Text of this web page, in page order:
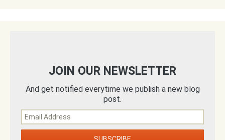
JOIN OUR NEWSLETTER
And get notified everytime we publish a new blog
post.